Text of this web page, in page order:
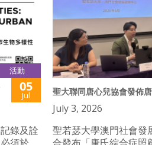
活動
05
Jul
錄及詮
聖大聯同唐心兒協會發佈
July 3, 2026
聖若瑟大學澳門社會發